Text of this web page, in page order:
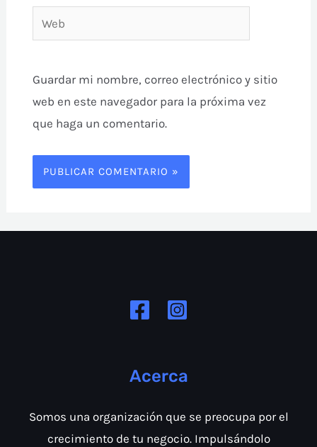
Web
Guardar mi nombre, correo electrónico y sitio
web en este navegador para la próxima vez
que haga un comentario.
Acerca
Somos una organización que se preocupa por el
crecimiento de tu negocio. Impulsándolo